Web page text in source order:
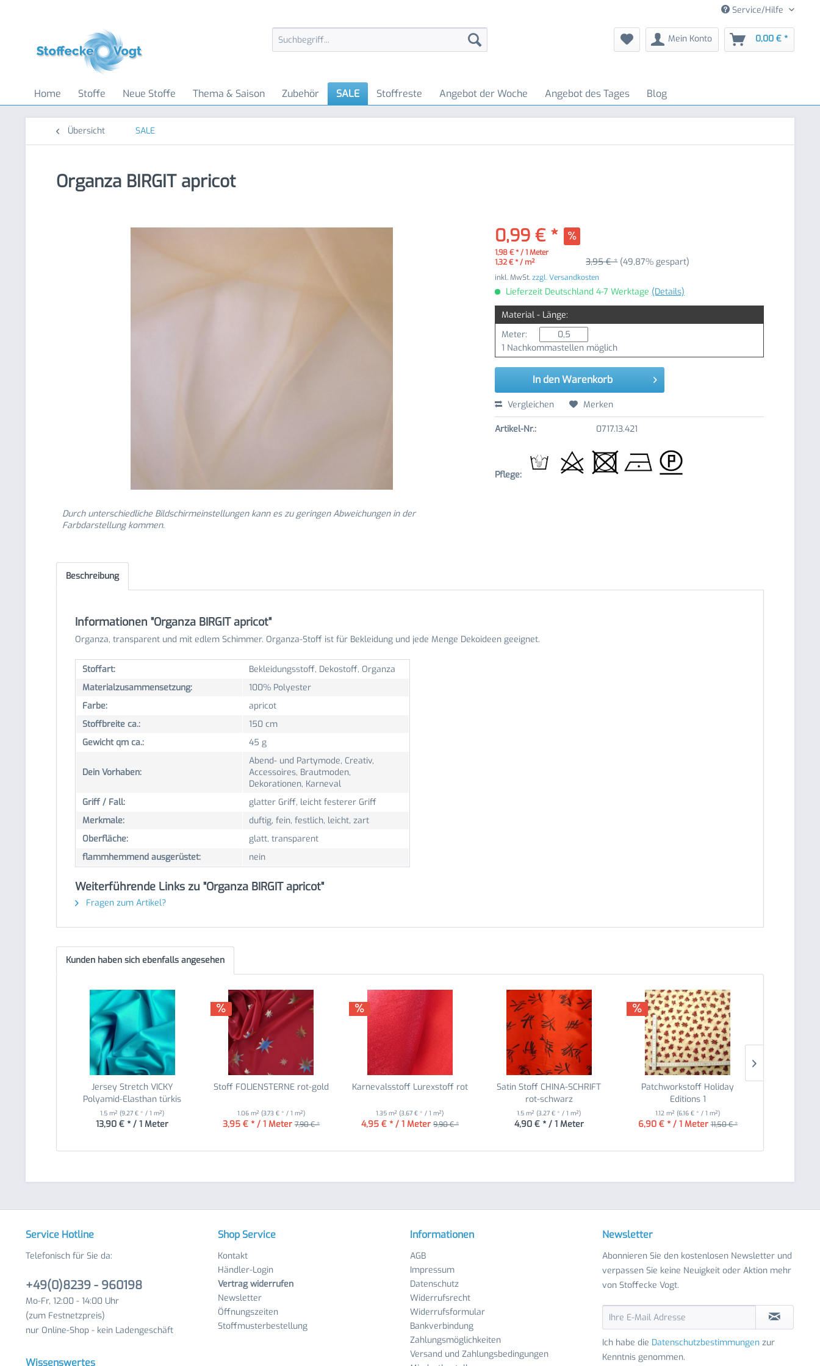
Service/Hilfe
Mein Konto 0,00 € *
Home Stoffe Neue Stoffe Thema & Saison Zubehör SALE Stoffreste Angebot der Woche Angebot des Tages Blog
Übersicht SALE
Organza BIRGIT apricot
Durch unterschiedliche Bildschirmeinstellungen kann es zu geringen Abweichungen in der
Farbdarstellung kommen.
0,99 € *
1,98 € * / 1 Meter
1,32 € * / m²
3,95 € * (49,87% gespart)
inkl. MwSt.zzgl. Versandkosten
Lieferzeit Deutschland 4-7 Werktage (Details)
Material - Länge:
Meter:
1 Nachkommastellen möglich
In den Warenkorb
Vergleichen Merken
Artikel-Nr.: 0717.13.421
Pflege:
Beschreibung
Informationen "Organza BIRGIT apricot"
Organza, transparent und mit edlem Schimmer. Organza-Stoff ist für Bekleidung und jede Menge Dekoideen geeignet.
Stoffart:
Bekleidungsstoff, Dekostoff, Organza
Materialzusammensetzung:
100% Polyester
Farbe:
apricot
Stoffbreite ca.:
150 cm
Gewicht qm ca.:
45 g
Dein Vorhaben:
Abend- und Partymode, Creativ,
Accessoires, Brautmoden,
Dekorationen, Karneval
Griff / Fall:
glatter Griff, leicht festerer Griff
Merkmale:
duftig, fein, festlich, leicht, zart
Oberfläche:
glatt, transparent
flammhemmend ausgerüstet:
nein
Weiterführende Links zu "Organza BIRGIT apricot"
Fragen zum Artikel?
Kunden haben sich ebenfalls angesehen
Jersey Stretch VICKY
Polyamid-Elasthan türkis
1.5 m²(9,27 € * / 1 m²)
13,90 € * / 1 Meter
Stoff FOLIENSTERNE rot-gold
1.06 m² (3,73 € * / 1 m²)
3,95 € * / 1 Meter 7,90 € *
Karnevalsstoff Lurexstoff rot
1.35 m²(3,67 € * / 1 m²)
4,95 € * / 1 Meter 9,90 € *
Satin Stoff CHINA-SCHRIFT
rot-schwarz
1.5 m²(3,27 € * / 1 m²)
4,90 € * / 1 Meter
Patchworkstoff Holiday
Editions 1
1.12 m²(6,16 € * / 1 m²)
6,90 € * / 1 Meter 11,50 € *
Service Hotline
Telefonisch für Sie da:
+49(0)8239 - 960198
Mo-Fr, 12:00 - 14:00 Uhr
(zum Festnetzpreis)
nur Online-Shop - kein Ladengeschäft
Wissenswertes
Shop Service
Kontakt
Händler-Login
Vertrag widerrufen
Newsletter
Öffnungszeiten
Stoffmusterbestellung
Informationen
AGB
Impressum
Datenschutz
Widerrufsrecht
Widerrufsformular
Bankverbindung
Zahlungsmöglichkeiten
Versand und Zahlungsbedingungen
Newsletter
Abonnieren Sie den kostenlosen Newsletter und
verpassen Sie keine Neuigkeit oder Aktion mehr
von Stoffecke Vogt.
Ich habe die Datenschutzbestimmungen zur
Kenntnis genommen.